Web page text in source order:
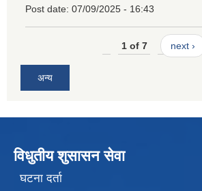
Post date: 07/09/2025 - 16:43
1 of 7 next ›
अन्य
विधुतीय शुसासन सेवा
घटना दर्ता